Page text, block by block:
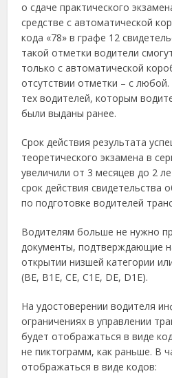
о сдаче практического
средстве с автоматической
кода «78» в графе 12
такой отметки водители
только с автоматической
отсутствии отметки – с
тех водителей, которым
были выданы ранее.
Срок действия результата
теоретического экзамена в
увеличили от 3 месяцев до 2
срок действия свидетельства
по подготовке водителей
Водителям больше не нужно
документы, подтверждающие
открытии низшей категории
(ВЕ, В1Е, СЕ, С1Е, DE, D1E).
На удостоверении водителя
ограничениях в управлении
будет отображаться в виде
не пиктограмм, как раньше. В
отображаться в виде кодов: